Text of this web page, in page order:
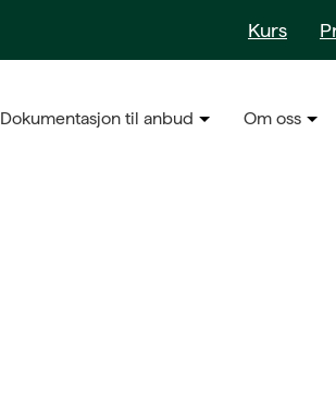
Kurs
Dokumentasjon til anbud Om oss